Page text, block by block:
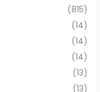
(815)
(14)
(14)
(14)
(13)
(13)